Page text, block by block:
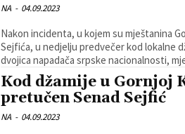
NA - 04.09.2023
Nakon incidenta, u kojem su mještanina
Sejfića, u nedjelju predvečer kod lokalne
dvojica napadača srpske nacionalnosti,
Kod džamije u Gornjoj
pretučen Senad Sejfić
NA - 04.09.2023